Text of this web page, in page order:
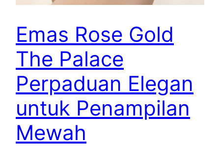
Emas Rose Gold
The Palace
Perpaduan Elegan
untuk Penampilan
Mewah